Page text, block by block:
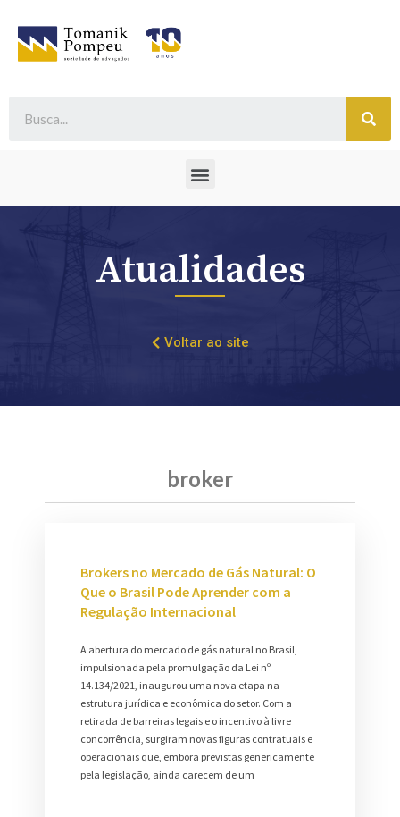
Atualidades
Voltar ao site
broker
Brokers no Mercado de Gás Natural: O
Que o Brasil Pode Aprender com a
Regulação Internacional
A abertura do mercado de gás natural no Brasil,
impulsionada pela promulgação da Lei nº
14.134/2021, inaugurou uma nova etapa na
estrutura jurídica e econômica do setor. Com a
retirada de barreiras legais e o incentivo à livre
concorrência, surgiram novas figuras contratuais e
operacionais que, embora previstas genericamente
pela legislação, ainda carecem de um